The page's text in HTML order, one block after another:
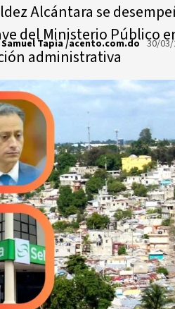
Alcántara se
del Ministerio Público
administrativa
Samuel Tapia /acento.com.do 30/